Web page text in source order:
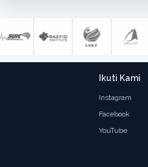
Ikuti Kami
Instagram
Facebook
YouTube